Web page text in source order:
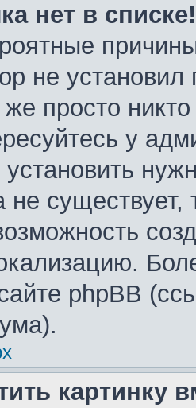
нет в списке!
не
просто
у
установить
не
phpBB
картинку